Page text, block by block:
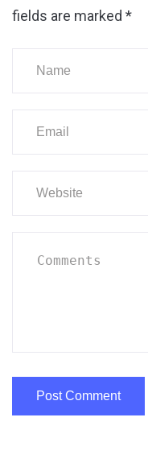
fields are marked *